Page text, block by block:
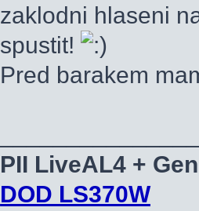
zaklodni hlaseni
spustit!
Pred barakem
PII LiveAL4 +
DOD LS370W